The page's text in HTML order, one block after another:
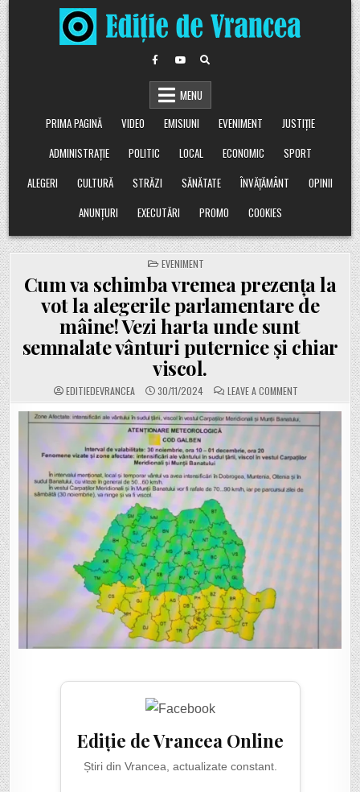
Skip
to
content
MENU
PRIMA PAGINĂ
VIDEO EMISIUNI EVENIMENT
JUSTIȚIE
ADMINISTRAȚIE
POLITIC LOCAL ECONOMIC
SPORT
ALEGERI
CULTURĂ STRĂZI SĂNĂTATE ÎNVĂȚĂMÂNT
OPINII
ANUNȚURI
EXECUTĂRI PROMO COOKIES
POSTED
IN
EVENIMENT
Cum va schimba vremea prezența la
vot la alegerile parlamentare de
mâine! Vezi harta unde sunt
semnalate vânturi puternice și chiar
viscol.
EDITIEDEVRANCEA 30/11/2024 LEAVE A COMMENT
CUM
VA
SCHIMBA
VREMEA
PREZENȚA
VOT
ALEGERILE
PARLAMENTARE
DE
MÂINE!
HARTA
UNDE
SUNT
SEMNALATE
VÂNTURI
PUTERNICE
CHIAR
VISCOL.
Ediție de Vrancea Online
Știri din Vrancea, actualizate constant.